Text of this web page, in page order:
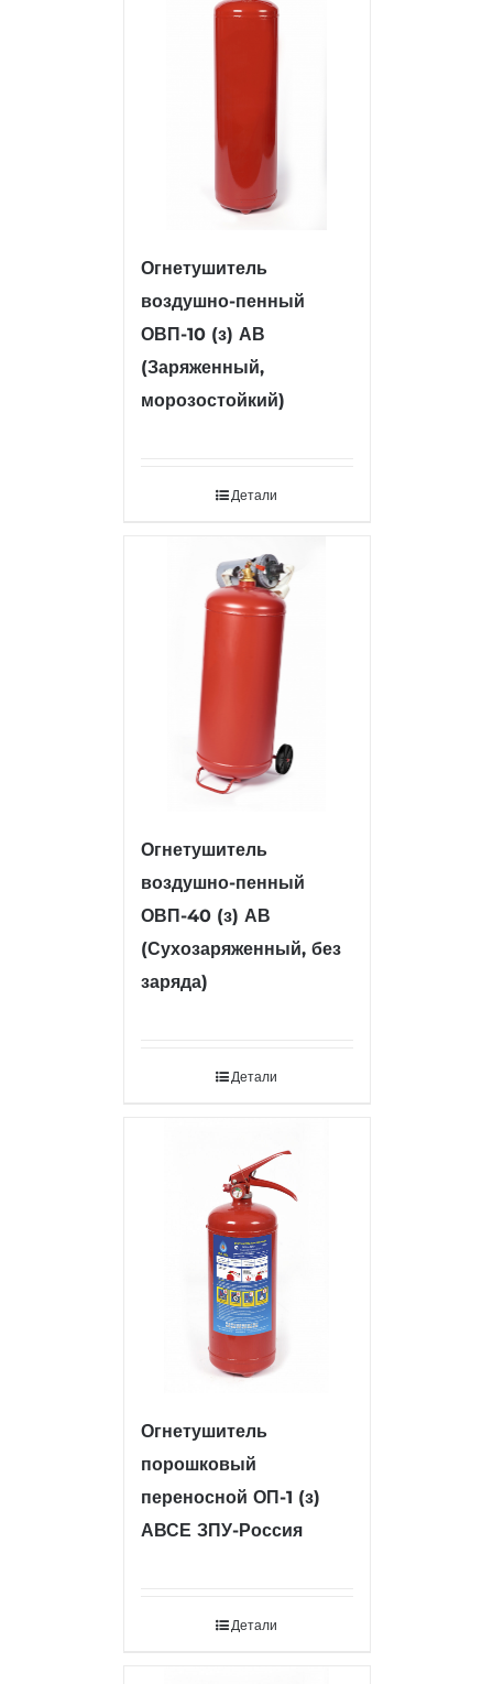
Огнетушитель
воздушно-пенный
ОВП-10 (з) АВ
(Заряженный,
морозостойкий)
Детали
Огнетушитель
воздушно-пенный
ОВП-40 (з) АВ
(Сухозаряженный, без
заряда)
Детали
Огнетушитель
порошковый
переносной ОП-1 (з)
АВСЕ ЗПУ-Россия
Детали